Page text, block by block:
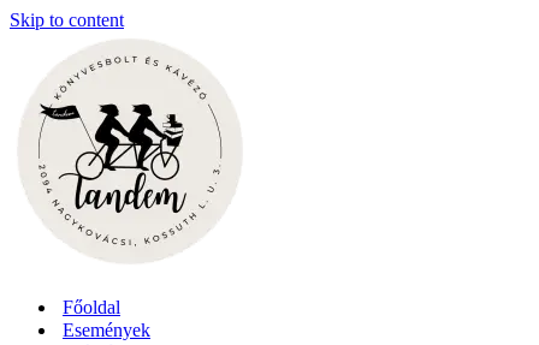
Skip to content
Főoldal
Események